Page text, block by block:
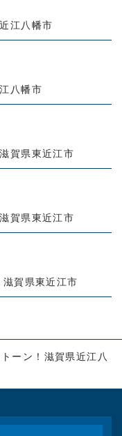
江八幡市
八幡市
賀県東近江市
賀県東近江市
賀県東近江市
ーン！滋賀県近江八